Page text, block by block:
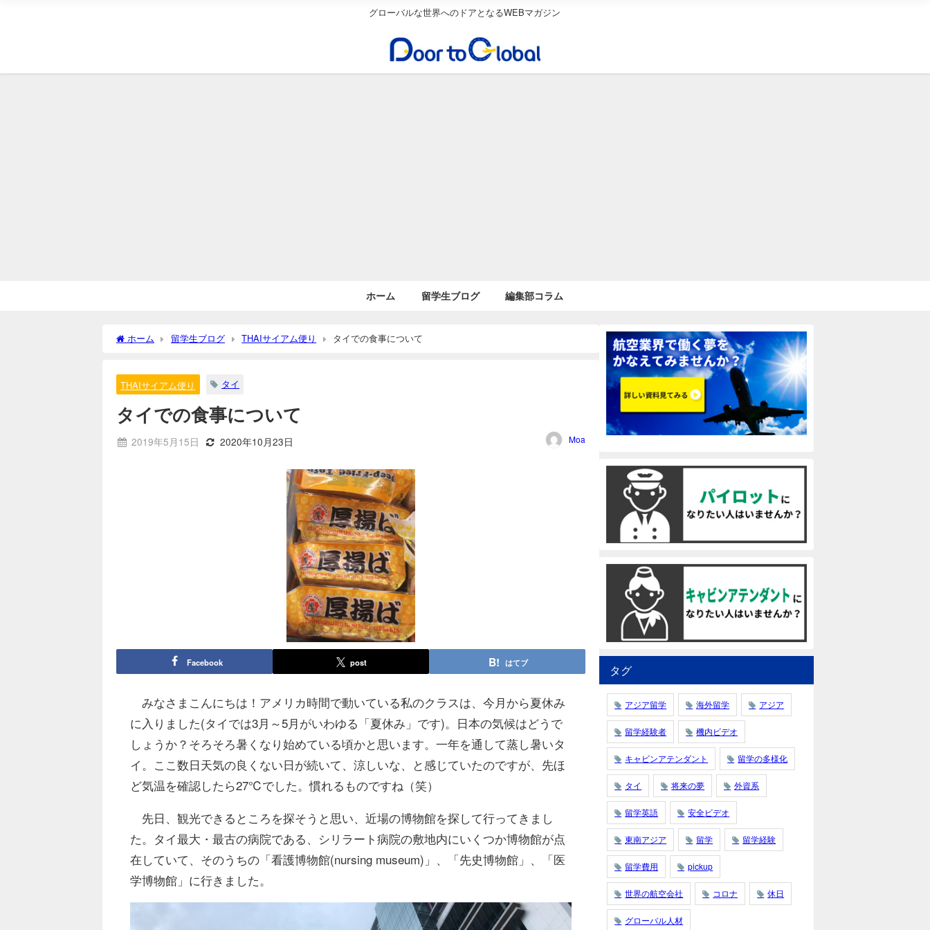
グローバルな世界へのドアとなるWEBマガジン
ホーム 留学生ブログ 編集部コラム
ホーム 留学生ブログ THAIサイアム便り タイでの食事について
THAIサイアム便り タイ
タイでの食事について
2019年5月15日 2020年10月23日 Moa
Facebook post はてブ
みなさまこんにちは！アメリカ時間で動いている私のクラスは、今月から夏休み
に入りました(タイでは3月～5月がいわゆる「夏休み」です)。日本の気候はどうで
しょうか？そろそろ暑くなり始めている頃かと思います。一年を通して蒸し暑いタ
イ。ここ数日天気の良くない日が続いて、涼しいな、と感じていたのですが、先ほ
ど気温を確認したら27℃でした。慣れるものですね（笑）
先日、観光できるところを探そうと思い、近場の博物館を探して行ってきまし
た。タイ最大・最古の病院である、シリラート病院の敷地内にいくつか博物館が点
在していて、そのうちの「看護博物館(nursing museum)」、「先史博物館」、「医
学博物館」に行きました。
タグ
アジア留学 海外留学 アジア
留学経験者 機内ビデオ
キャビンアテンダント 留学の多様化
タイ 将来の夢 外資系
留学英語 安全ビデオ
東南アジア 留学 留学経験
留学費用 pickup
世界の航空会社 コロナ 休日
グローバル人材